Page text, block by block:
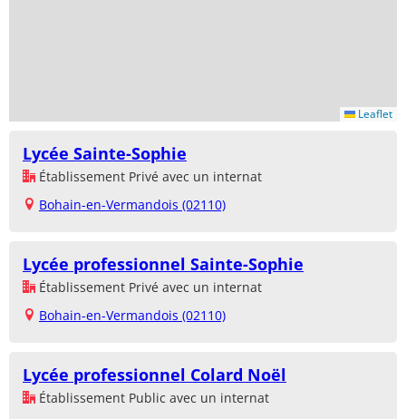
Leaflet
Lycée Sainte-Sophie
Établissement Privé avec un internat
Bohain-en-Vermandois (02110)
Lycée professionnel Sainte-Sophie
Établissement Privé avec un internat
Bohain-en-Vermandois (02110)
Lycée professionnel Colard Noël
Établissement Public avec un internat